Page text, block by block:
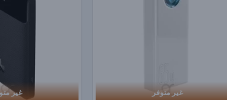
غير متوفر غير